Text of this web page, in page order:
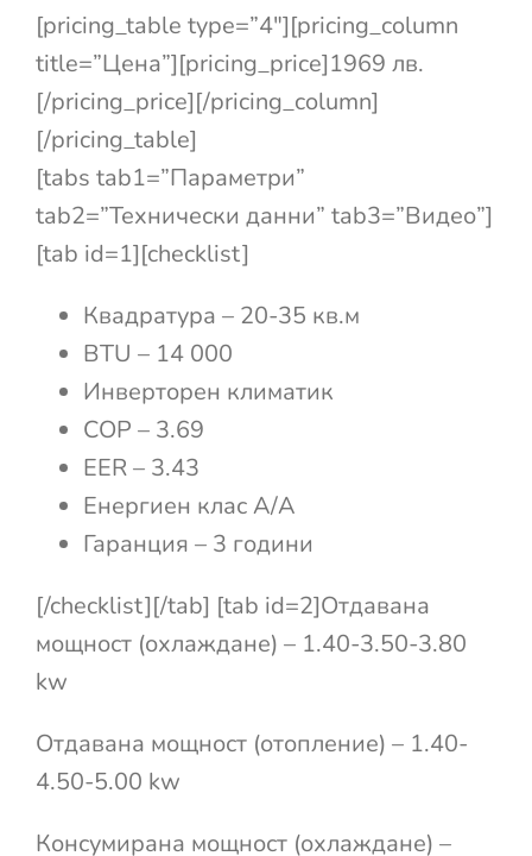
[pricing_table type=”4″][pricing_column
title=”Цена”][pricing_price]1969 лв.
[/pricing_price][/pricing_column]
[/pricing_table]
[tabs tab1=”Параметри”
tab2=”Технически данни” tab3=”Видео”]
[tab id=1][checklist]
Квадратура – 20-35 кв.м
BTU – 14 000
Инверторен климатик
COP – 3.69
EER – 3.43
Енергиен клас А/А
Гаранция – 3 години
[/checklist][/tab] [tab id=2]Отдавана
мощност (охлаждане) – 1.40-3.50-3.80
kw
Отдавана мощност (отопление) – 1.40-
4.50-5.00 kw
Консумирана мощност (охлаждане) –